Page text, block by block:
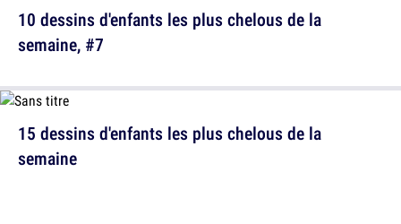
15 dessins d'enfants les plus chelous de la
semaine
10 dessins d'enfants les plus chelous de la
semaine, #7